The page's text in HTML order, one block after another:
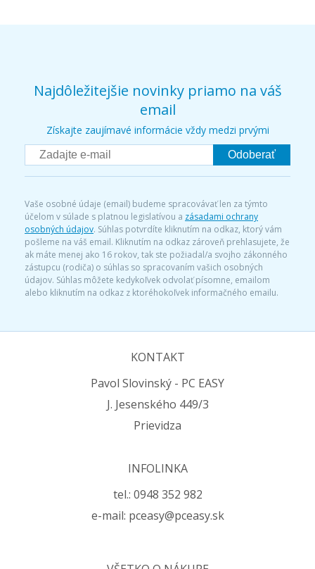
Najdôležitejšie novinky priamo na váš
email
Získajte zaujímavé informácie vždy medzi prvými
Odoberať
Vaše osobné údaje (email) budeme spracovávať len za týmto
účelom v súlade s platnou legislatívou a zásadami ochrany
osobných údajov. Súhlas potvrdíte kliknutím na odkaz, ktorý vám
pošleme na váš email. Kliknutím na odkaz zároveň prehlasujete, že
ak máte menej ako 16 rokov, tak ste požiadal/a svojho zákonného
zástupcu (rodiča) o súhlas so spracovaním vašich osobných
údajov. Súhlas môžete kedykoľvek odvolať písomne, emailom
alebo kliknutím na odkaz z ktoréhokoľvek informačného emailu.
KONTAKT
Pavol Slovinský - PC EASY
J. Jesenského 449/3
Prievidza
INFOLINKA
tel.: 0948 352 982
e-mail: pceasy@pceasy.sk